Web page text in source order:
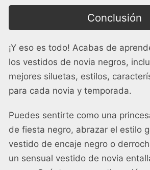
Conclusión
¡Y eso es todo! Acabas de
los vestidos de novia negros,
mejores siluetas, estilos,
para cada novia y temporada.
Puedes sentirte como una
de fiesta negro, abrazar el estilo
vestido de encaje negro o
un sensual vestido de novia